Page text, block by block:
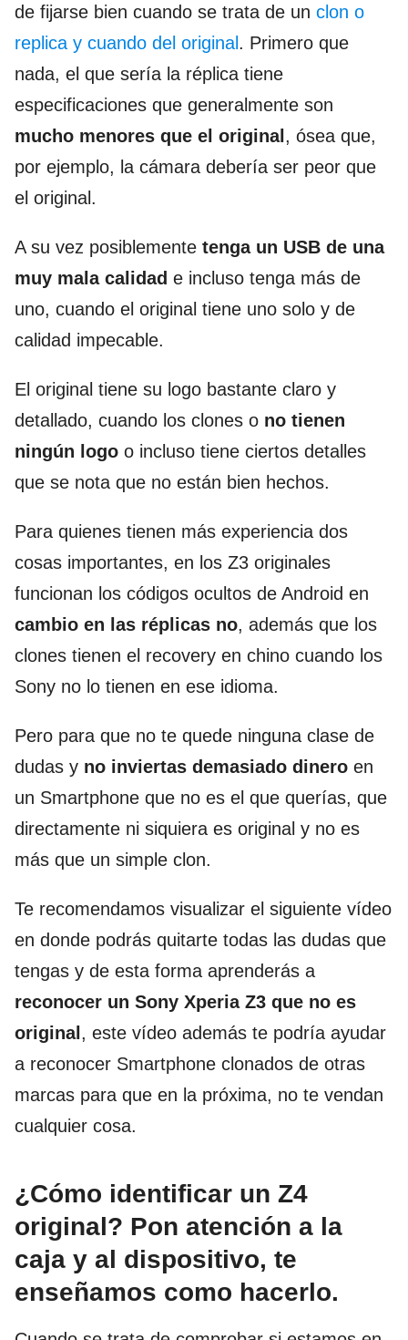
de fijarse bien cuando se trata de un clon o
replica y cuando del original . Primero que
nada, el que sería la réplica tiene
especificaciones que generalmente son
mucho menores que el original , ósea que,
por ejemplo, la cámara debería ser peor que
el original.
A su vez posiblemente tenga un USB de una
muy mala calidad e incluso tenga más de
uno, cuando el original tiene uno solo y de
calidad impecable.
El original tiene su logo bastante claro y
detallado, cuando los clones o no tienen
ningún logo o incluso tiene ciertos detalles
que se nota que no están bien hechos.
Para quienes tienen más experiencia dos
cosas importantes, en los Z3 originales
funcionan los códigos ocultos de Android en
cambio en las réplicas no, además que los
clones tienen el recovery en chino cuando los
Sony no lo tienen en ese idioma.
Pero para que no te quede ninguna clase de
dudas y no inviertas demasiado dinero en
un Smartphone que no es el que querías, que
directamente ni siquiera es original y no es
más que un simple clon.
Te recomendamos visualizar el siguiente vídeo
en donde podrás quitarte todas las dudas que
tengas y de esta forma aprenderás a
reconocer un Sony Xperia Z3 que no es
original , este vídeo además te podría ayudar
a reconocer Smartphone clonados de otras
marcas para que en la próxima, no te vendan
cualquier cosa.
¿Cómo identificar un Z4
original? Pon atención a la
caja y al dispositivo, te
enseñamos como hacerlo.